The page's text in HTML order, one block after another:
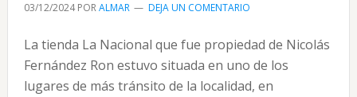
Reyes
03/12/2024PORALMAR DEJA UN COMENTARIO
La tienda La Nacional que fue propiedad de Nicolás
Fernández Ron estuvo situada en uno de los
lugares de más tránsito de la localidad, en